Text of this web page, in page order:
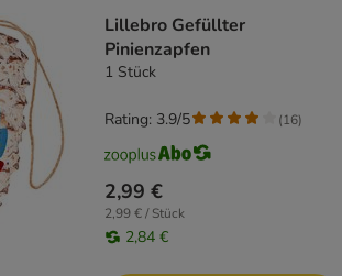
Lillebro Gefüllter
Pinienzapfen
1 Stück
2,99 €
2,99 € / Stück
2,84 €
Rating: 3.9/5 (16)